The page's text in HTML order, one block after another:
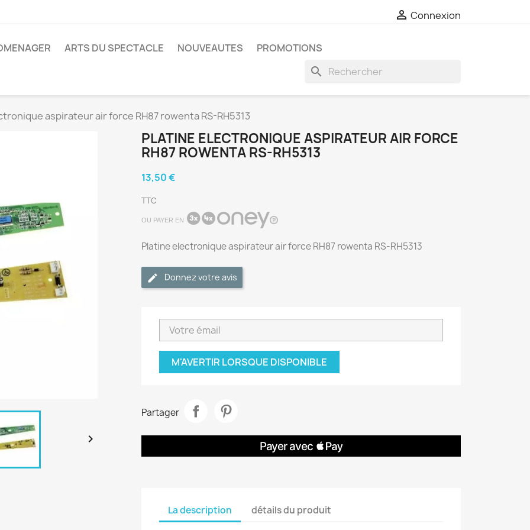
 Connexion
ARTS DU SPECTACLE NOUVEAUTES PROMOTIONS
search
aspirateur air force RH87 rowenta RS-RH5313

PLATINE ELECTRONIQUE ASPIRATEUR AIR FORCE
RH87 ROWENTA RS-RH5313
13,50 €
TTC
OU PAYER EN
Platine electronique aspirateur air force RH87 rowenta RS-RH5313
Donnez votre avis
M'AVERTIR LORSQUE DISPONIBLE
Partager
La description détails du produit